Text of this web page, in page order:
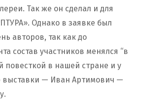
Так же он сделал и для
Однако в заявке был
авторов, так как до
состав участников менялся “в
повесткой в нашей стране и у
выставки — Иван Артимович —